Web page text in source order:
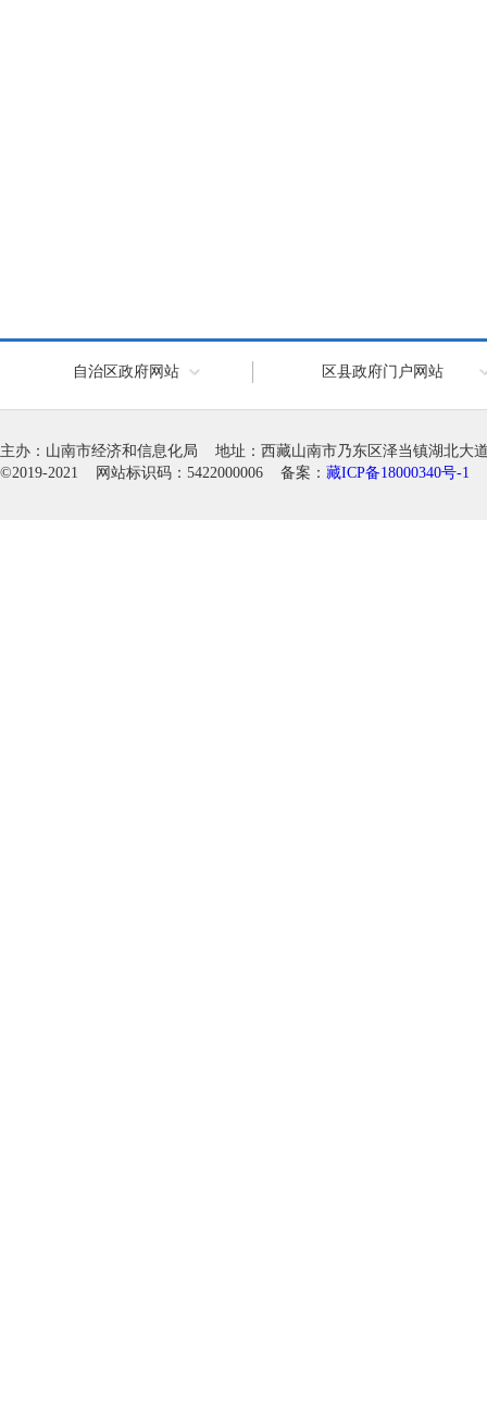
自治区政府网站 区县政府门户网站
主办：山南市经济和信息化局 地址：西藏山南市乃东区泽当镇湖北大
©2019-2021 网站标识码：5422000006 备案： 藏ICP备18000340号-1